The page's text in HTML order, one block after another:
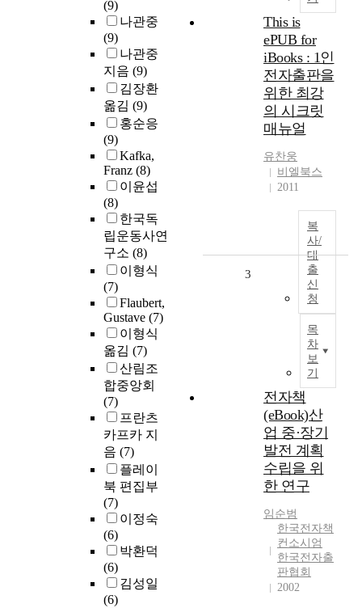
(9)
나관중
(9)
나관중
지음 (9)
김장환
옮김 (9)
홍순응
(9)
Kafka,
Franz (8)
이윤섭
(8)
한국독
립운동사연
구소 (8)
이형식
(7)
Flaubert,
Gustave (7)
이형식
옮김 (7)
산림조
합중앙회
(7)
프란츠
카프카 지
음 (7)
플레이
북 편집부
(7)
이정숙
(6)
박환덕
(6)
김성일
(6)
This is
ePUB for
iBooks : 1인
전자출판을
위한 최강
의 시크릿
매뉴얼
유찬웅
비엘북스
2011
복
사/
대
출
신
청
목
차
보
기
3
전자책
(eBook)산
업 중·장기
발전 계획
수립을 위
한 연구
임순범
한국전자책
컨소시엄
한국전자출
판협회
2002